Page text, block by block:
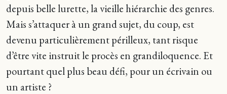
depuis belle lurette, la vieille hiérarchie des genres.
Mais s’attaquer à un grand sujet, du coup, est
devenu particulièrement périlleux, tant risque
d’être vite instruit le procès en grandiloquence. Et
pourtant quel plus beau défi, pour un écrivain ou
un artiste ?